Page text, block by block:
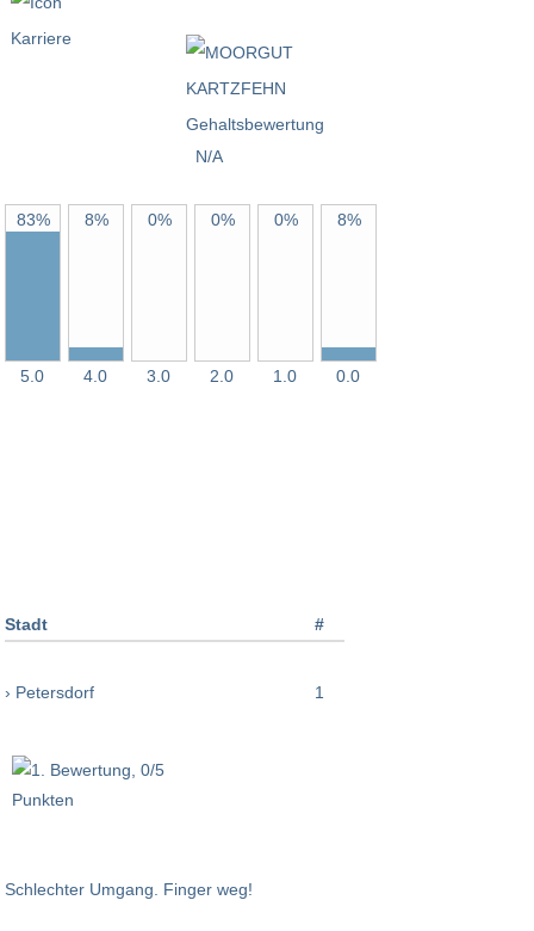
N/A
83%
5.0
8%
4.0
0%
3.0
0%
2.0
0%
1.0
8%
0.0
Stadt #
› Petersdorf 1
Schlechter Umgang. Finger weg!